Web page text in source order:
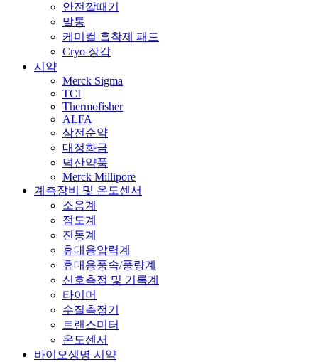
안전깔때기
말통
케미컬 흡착제 패드
Cryo 장갑
시약
Merck Sigma
TCI
Thermofisher
ALFA
삼전순약
대정화금
덕산약품
Merck Millipore
계측장비 및 온도센서
소음계
점도계
진동계
휴대용압력계
휴대용풍속/풍량계
신호측정 및 기록계
타이머
수질측정기
트랜스미터
온도센서
바이오생명 시약